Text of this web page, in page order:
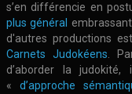
s’en différencie en
plus général
d'autres productions
Carnets Judokéens .
d’aborder la
«d’approche